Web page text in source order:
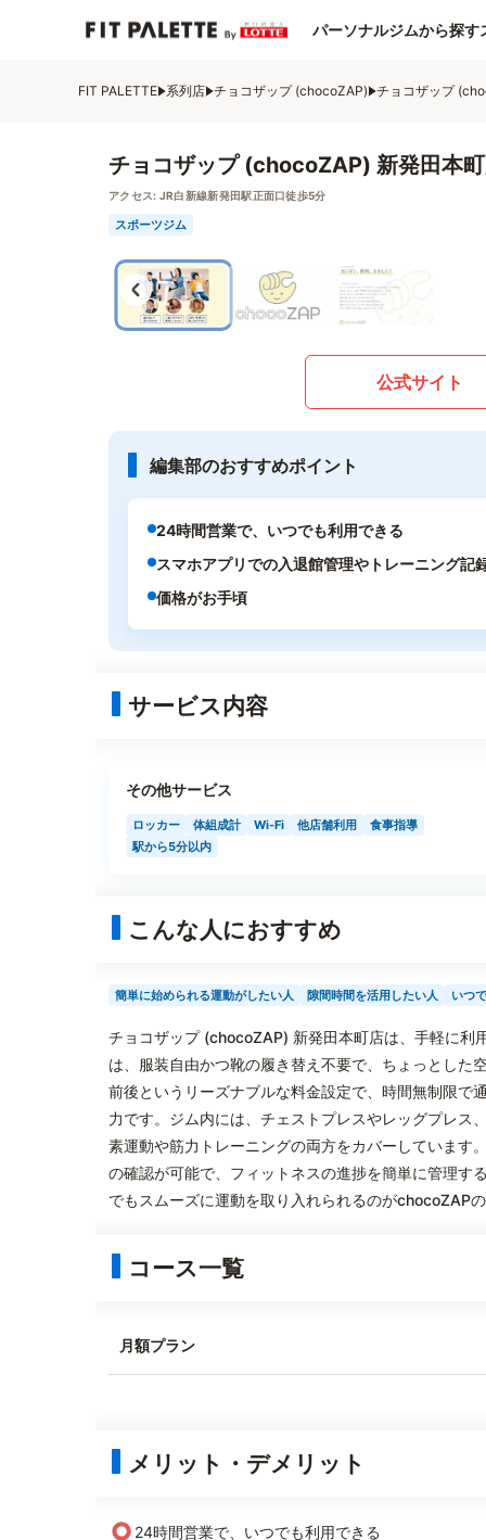
パーソナルジムから探す
FIT PALETTE 系列店 チョコザップ (chocoZAP) チョコザップ
チョコザップ (chocoZAP) 新発田本
アクセス: JR白新線新発田駅正面口徒歩5分
スポーツジム
公式サイト
編集部のおすすめポイント
24時間営業で、いつでも利用できる
スマホアプリでの入退館管理やトレーニング記
価格がお手頃
サービス内容
その他サービス
ロッカー 体組成計 Wi-Fi 他店舗利用
食事指導
駅から5分以内
こんな人におすすめ
簡単に始められる運動がしたい人 隙間時間を活用したい人 いつ
チョコザップ (chocoZAP) 新発田本町店は、手軽に利
は、服装自由かつ靴の履き替え不要で、ちょっとし
前後というリーズナブルな料金設定で、時間無制限で
力です。ジム内には、チェストプレスやレッグプレス
素運動や筋力トレーニングの両方をカバーしています
の確認が可能で、フィットネスの進捗を簡単に管理す
でもスムーズに運動を取り入れられるのがchocoZAP
コース一覧
月額プラン
メリット・デメリット
○ 24時間営業で、いつでも利用できる